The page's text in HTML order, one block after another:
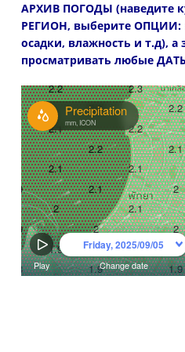
АРХИВ ПОГОДЫ (наведите
РЕГИОН, выберите ОПЦИИ:
осадки, влажность и т.д),
просматривать любые